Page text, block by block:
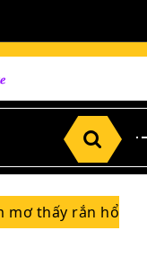
mơ thấy rắn hổ